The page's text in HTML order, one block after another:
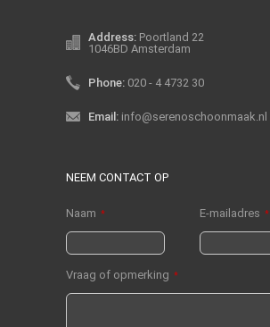
Address: Poortland 22
1046BD Amsterdam
Phone: 020 - 4 4732 30
Email: info@serenoschoonmaak.nl
NEEM CONTACT OP
Naam * E-mailadres *
Vraag of opmerking *